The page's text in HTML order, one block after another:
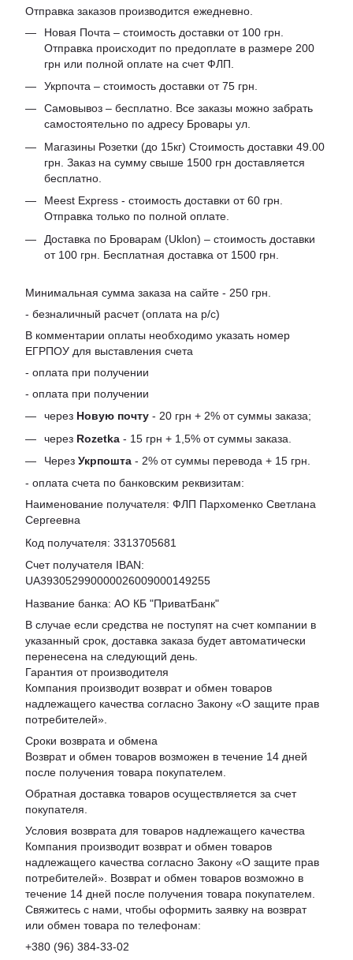
Отправка заказов производится ежедневно.
Новая Почта – стоимость доставки от 100 грн.
Отправка происходит по предоплате в размере 200
грн или полной оплате на счет ФЛП.
Укрпочта – стоимость доставки от 75 грн.
Самовывоз – бесплатно. Все заказы можно забрать
самостоятельно по адресу Бровары ул.
Магазины Розетки (до 15кг) Стоимость доставки 49.00
грн. Заказ на сумму свыше 1500 грн доставляется
бесплатно.
Meest Express - стоимость доставки от 60 грн.
Отправка только по полной оплате.
Доставка по Броварам (Uklon) – стоимость доставки
от 100 грн. Бесплатная доставка от 1500 грн.
Минимальная сумма заказа на сайте - 250 грн.
- безналичный расчет (оплата на р/с)
В комментарии оплаты необходимо указать номер
ЕГРПОУ для выставления счета
- оплата при получении
- оплата при получении
через Новую почту - 20 грн + 2% от суммы заказа;
через Rozetka - 15 грн + 1,5% от суммы заказа.
Через Укрпошта - 2% от суммы перевода + 15 грн.
- оплата счета по банковским реквизитам:
Наименование получателя: ФЛП Пархоменко Светлана
Сергеевна
Код получателя: 3313705681
Счет получателя IBAN:
UA393052990000026009000149255
Название банка: АО КБ "ПриватБанк"
В случае если средства не поступят на счет компании в
указанный срок, доставка заказа будет автоматически
перенесена на следующий день.
Гарантия от производителя
Компания производит возврат и обмен товаров
надлежащего качества согласно Закону «О защите прав
потребителей».
Сроки возврата и обмена
Возврат и обмен товаров возможен в течение 14 дней
после получения товара покупателем.
Обратная доставка товаров осуществляется за счет
покупателя.
Условия возврата для товаров надлежащего качества
Компания производит возврат и обмен товаров
надлежащего качества согласно Закону «О защите прав
потребителей». Возврат и обмен товаров возможно в
течение 14 дней после получения товара покупателем.
Свяжитесь с нами, чтобы оформить заявку на возврат
или обмен товара по телефонам:
+380 (96) 384-33-02